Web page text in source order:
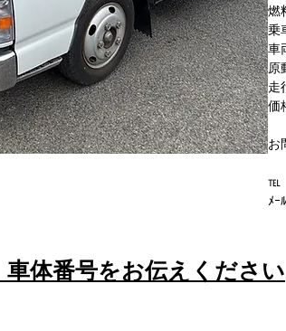
車
走
価
お
℡
ﾒ
体番号をお伝えください